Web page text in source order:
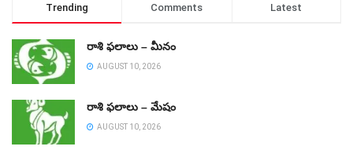
Trending Comments Latest
రాశి ఫలాలు – మీనం
AUGUST 10, 2026
రాశి ఫలాలు – మేషం
AUGUST 10, 2026